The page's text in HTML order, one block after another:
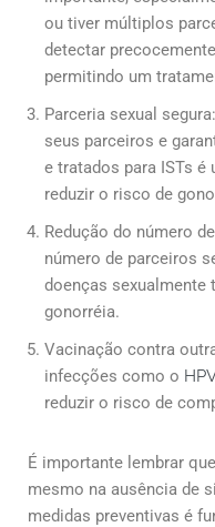
ou tiver múltiplos
detectar
permitindo um
Parceria sexual
seus parceiros e
e tratados para ISTs é
reduzir o risco de
Redução do número
número de parceiros
doenças sexualmente
gonorréia.
Vacinação contra
infecções como o
reduzir o risco de
É importante lembrar
mesmo na ausência de
medidas preventivas é